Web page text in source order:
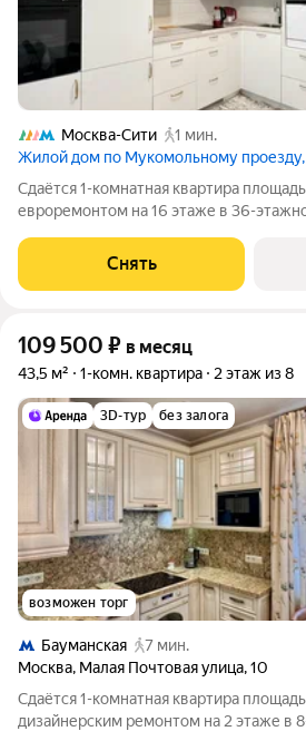
Москва-Сити
1 мин.
Жилой дом по Мукомольному проезду,
Сдаётся 1-комнатная квартира
евроремонтом на 16 этаже в 36-
Холодильник Посудомоечная машина Микроволновка
Пылесос Дом - монолитный, окна
Снять
109 500 ₽ в месяц
43,5 м² 1-комн. квартира 2 этаж из 8
3D-тур без залога
возможен торг
Бауманская
7 мин.
Москва, Малая Почтовая улица,10
Сдаётся 1-комнатная квартира
дизайнерским ремонтом на 2 этаже в